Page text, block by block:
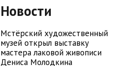
Новости
Мстёрский художественный
музей открыл выставку
мастера лаковой живописи
Дениса Молодкина